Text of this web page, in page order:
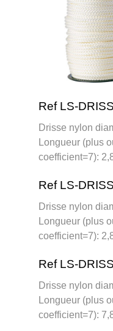
Ref LS-
Drisse nylon
Longueur (plus
coefficient=7):
Ref LS-
Drisse nylon
Longueur (plus
coefficient=7):
Ref LS-
Drisse nylon
Longueur (plus
coefficient=7):